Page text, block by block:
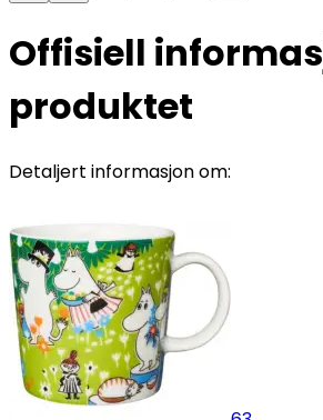
Offisiell
produktet
Detaljert informasjon om: